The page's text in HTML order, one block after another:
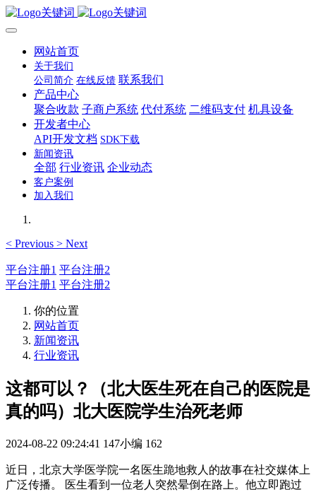
网站首页
关于我们
公司简介 在线反馈 联系我们
产品中心
聚合收款 子商户系统 代付系统 二维码支付 机具设备
开发者中心
API开发文档 SDK下载
新闻资讯
全部 行业资讯 企业动态
客户案例
加入我们
< Previous > Next
平台注册1 平台注册2
平台注册1 平台注册2
你的位置
网站首页
新闻资讯
行业资讯
这都可以？（北大医生死在自己的医院是
真的吗）北大医院学生治死老师
2024-08-22 09:24:41 147小编 162
近日，北京大学医学院一名医生跪地救人的故事在社交媒体上
广泛传播。 医生看到一位老人突然晕倒在路上。他立即跑过